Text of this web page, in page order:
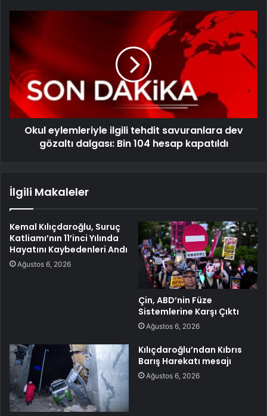
Okul eylemleriyle ilgili tehdit savuranlara dev
gözaltı dalgası: Bin 104 hesap kapatıldı
İlgili Makaleler
Kemal Kılıçdaroğlu, Suruç
Katliamı’nın 11’inci Yılında
Hayatını Kaybedenleri Andı
Ağustos 6, 2026
Çin, ABD’nin Füze
Sistemlerine Karşı Çıktı
Ağustos 6, 2026
Kılıçdaroğlu’ndan Kıbrıs
Barış Harekatı mesajı
Ağustos 6, 2026